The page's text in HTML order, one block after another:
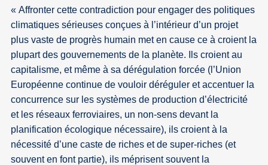
Affronter cette contradiction pour engager des politiques
climatiques sérieuses conçues à l’intérieur d’un projet
plus vaste de progrès humain met en cause ce à croient la
plupart des gouvernements de la planète. Ils croient au
capitalisme, et même à sa dérégulation forcée (l’Union
Européenne continue de vouloir déréguler et accentuer la
concurrence sur les systèmes de production d’électricité
et les réseaux ferroviaires, un non-sens devant la
planification écologique nécessaire), ils croient à la
nécessité d’une caste de riches et de super-riches (et
souvent en font partie), ils méprisent souvent la